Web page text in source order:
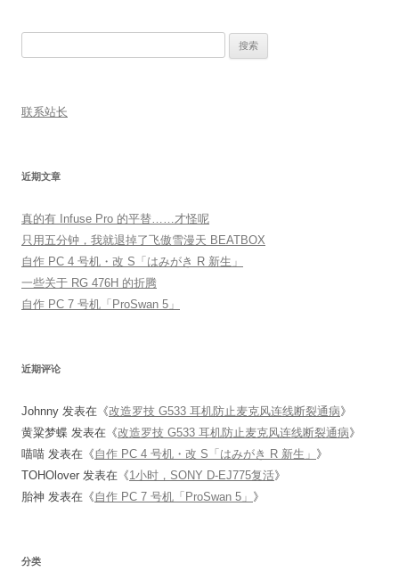
联系站长
近期文章
真的有 Infuse Pro 的平替……才怪呢
只用五分钟，我就退掉了飞傲雪漫天 BEATBOX
自作 PC 4 号机・改 S「はみがき R 新生」
一些关于 RG 476H 的折腾
自作 PC 7 号机「ProSwan 5」
近期评论
Johnny 发表在《改造罗技 G533 耳机防止麦克风连线断裂通病》
黄粱梦蝶 发表在《改造罗技 G533 耳机防止麦克风连线断裂通病》
喵喵 发表在《自作 PC 4 号机・改 S「はみがき R 新生」 》
TOHOlover 发表在《1小时，SONY D-EJ775复活》
胎神 发表在《自作 PC 7 号机「ProSwan 5」 》
分类